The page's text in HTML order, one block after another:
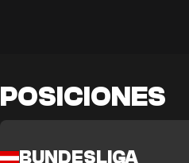
POSICIONES
BUNDESLIGA